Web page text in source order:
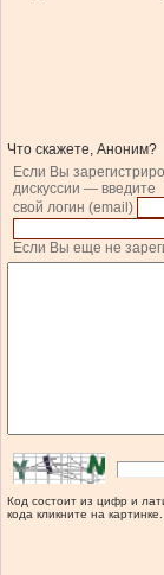
Что скажете, Аноним?
Если Вы
дискуссии — введите
свой логин (email)
Если Вы еще не
Код состоит из цифр и
кода кликните на картинке.